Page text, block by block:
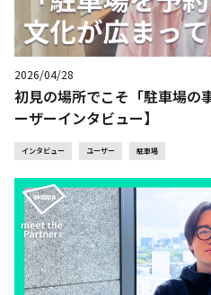
2026/04/28
初見の場所でこそ「駐車場の
ーザーインタビュー】
インタビュー ユーザー 駐車場